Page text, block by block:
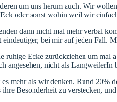
um uns herum auch. Wir
oder sonst wohin weil wir
dann nicht mal mehr verbal
bei mir auf jeden Fall.
Ecke zurückziehen um mal
angesehen, nicht als
mehr als wir denken. Rund 20%
Besonderheit zu verstecken,